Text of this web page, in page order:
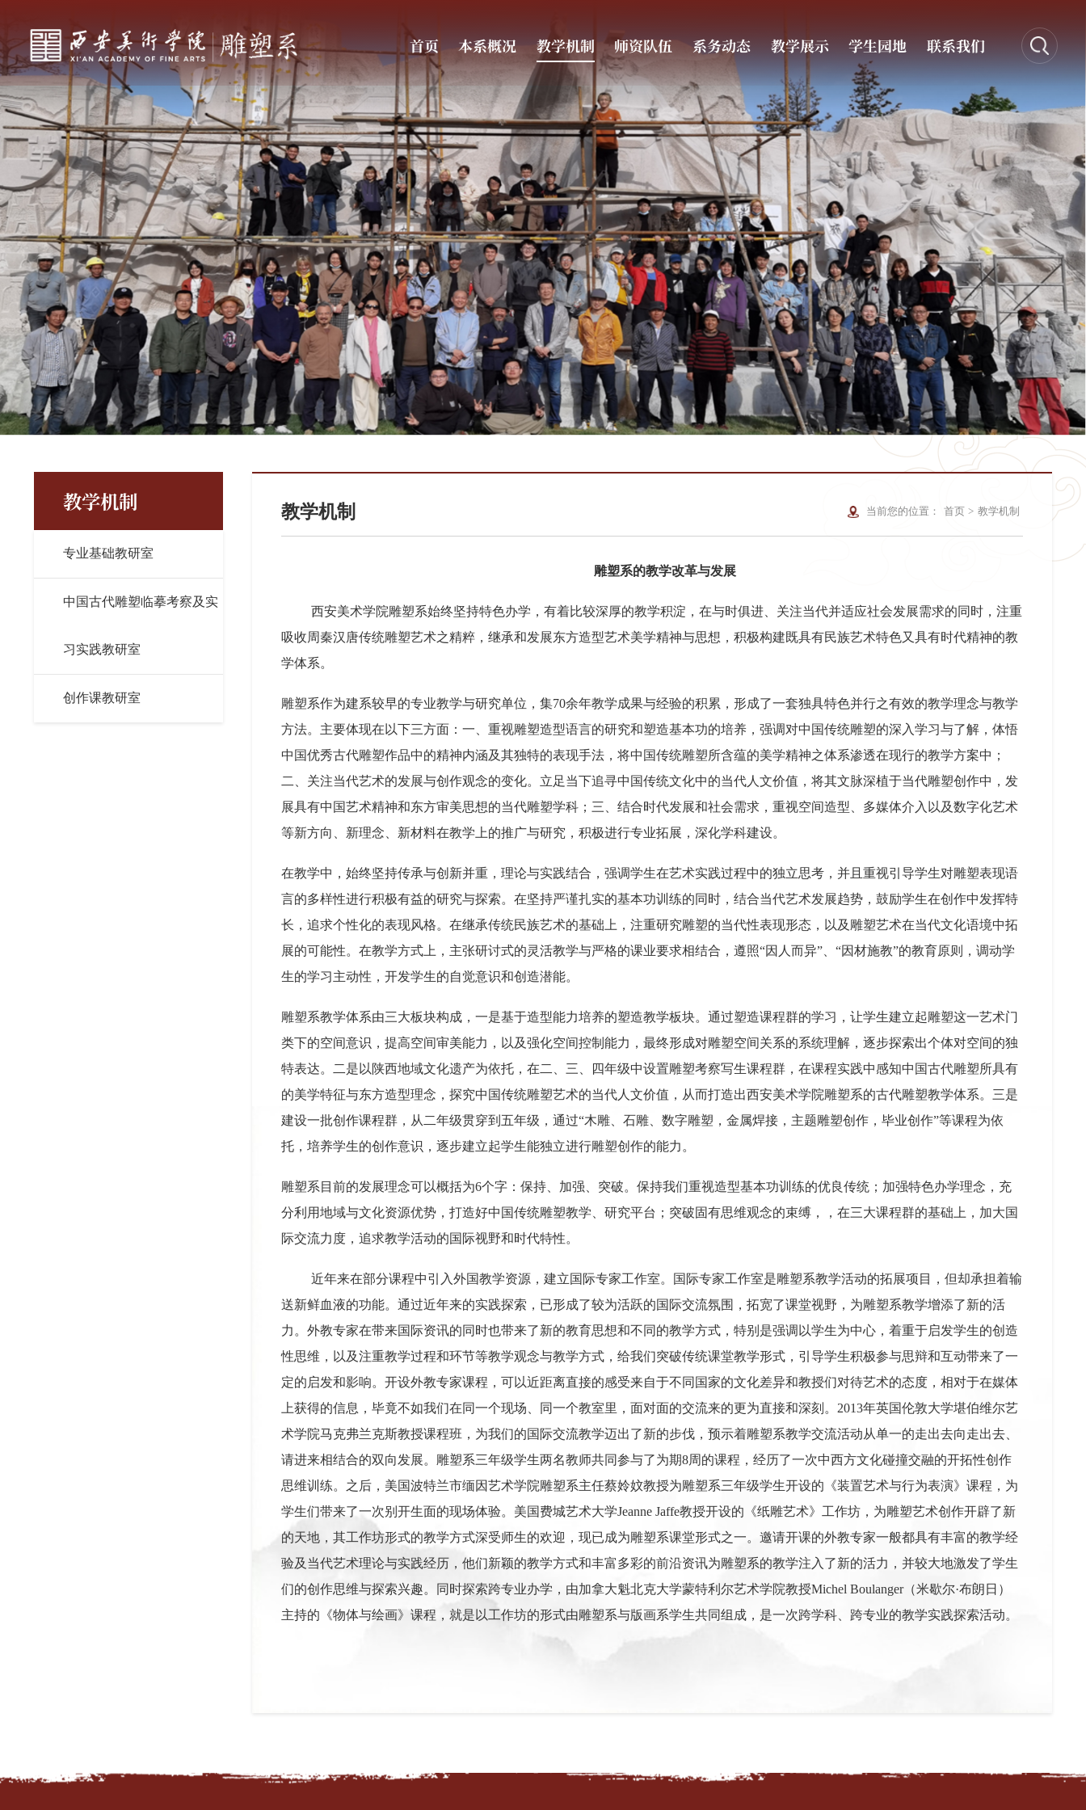
首页 本系概况 教学机制 师资队伍 系务动态 教学展示 学生园地 联系我们
教学机制
专业基础教研室
中国古代雕塑临摹考察及实
习实践教研室
创作课教研室
教学机制 当前您的位置： 首页 > 教学机制
雕塑系的教学改革与发展
西安美术学院雕塑系始终坚持特色办学，有着比较深厚的教学积淀，在与时俱进、关注当代并适应社会发展需求的同时，注重
吸收周秦汉唐传统雕塑艺术之精粹，继承和发展东方造型艺术美学精神与思想，积极构建既具有民族艺术特色又具有时代精神的教
学体系。
雕塑系作为建系较早的专业教学与研究单位，集70余年教学成果与经验的积累，形成了一套独具特色并行之有效的教学理念与教学
方法。主要体现在以下三方面：一、重视雕塑造型语言的研究和塑造基本功的培养，强调对中国传统雕塑的深入学习与了解，体悟
中国优秀古代雕塑作品中的精神内涵及其独特的表现手法，将中国传统雕塑所含蕴的美学精神之体系渗透在现行的教学方案中；
二、关注当代艺术的发展与创作观念的变化。立足当下追寻中国传统文化中的当代人文价值，将其文脉深植于当代雕塑创作中，发
展具有中国艺术精神和东方审美思想的当代雕塑学科；三、结合时代发展和社会需求，重视空间造型、多媒体介入以及数字化艺术
等新方向、新理念、新材料在教学上的推广与研究，积极进行专业拓展，深化学科建设。
在教学中，始终坚持传承与创新并重，理论与实践结合，强调学生在艺术实践过程中的独立思考，并且重视引导学生对雕塑表现语
言的多样性进行积极有益的研究与探索。在坚持严谨扎实的基本功训练的同时，结合当代艺术发展趋势，鼓励学生在创作中发挥特
长，追求个性化的表现风格。在继承传统民族艺术的基础上，注重研究雕塑的当代性表现形态，以及雕塑艺术在当代文化语境中拓
展的可能性。在教学方式上，主张研讨式的灵活教学与严格的课业要求相结合，遵照“因人而异”、“因材施教”的教育原则，调动学
生的学习主动性，开发学生的自觉意识和创造潜能。
雕塑系教学体系由三大板块构成，一是基于造型能力培养的塑造教学板块。通过塑造课程群的学习，让学生建立起雕塑这一艺术门
类下的空间意识，提高空间审美能力，以及强化空间控制能力，最终形成对雕塑空间关系的系统理解，逐步探索出个体对空间的独
特表达。二是以陕西地域文化遗产为依托，在二、三、四年级中设置雕塑考察写生课程群，在课程实践中感知中国古代雕塑所具有
的美学特征与东方造型理念，探究中国传统雕塑艺术的当代人文价值，从而打造出西安美术学院雕塑系的古代雕塑教学体系。三是
建设一批创作课程群，从二年级贯穿到五年级，通过“木雕、石雕、数字雕塑，金属焊接，主题雕塑创作，毕业创作”等课程为依
托，培养学生的创作意识，逐步建立起学生能独立进行雕塑创作的能力。
雕塑系目前的发展理念可以概括为6个字：保持、加强、突破。保持我们重视造型基本功训练的优良传统；加强特色办学理念，充
分利用地域与文化资源优势，打造好中国传统雕塑教学、研究平台；突破固有思维观念的束缚，，在三大课程群的基础上，加大国
际交流力度，追求教学活动的国际视野和时代特性。
近年来在部分课程中引入外国教学资源，建立国际专家工作室。国际专家工作室是雕塑系教学活动的拓展项目，但却承担着输
送新鲜血液的功能。通过近年来的实践探索，已形成了较为活跃的国际交流氛围，拓宽了课堂视野，为雕塑系教学增添了新的活
力。外教专家在带来国际资讯的同时也带来了新的教育思想和不同的教学方式，特别是强调以学生为中心，着重于启发学生的创造
性思维，以及注重教学过程和环节等教学观念与教学方式，给我们突破传统课堂教学形式，引导学生积极参与思辩和互动带来了一
定的启发和影响。开设外教专家课程，可以近距离直接的感受来自于不同国家的文化差异和教授们对待艺术的态度，相对于在媒体
上获得的信息，毕竟不如我们在同一个现场、同一个教室里，面对面的交流来的更为直接和深刻。2013年英国伦敦大学堪伯维尔艺
术学院马克弗兰克斯教授课程班，为我们的国际交流教学迈出了新的步伐，预示着雕塑系教学交流活动从单一的走出去向走出去、
请进来相结合的双向发展。雕塑系三年级学生两名教师共同参与了为期8周的课程，经历了一次中西方文化碰撞交融的开拓性创作
思维训练。之后，美国波特兰市缅因艺术学院雕塑系主任蔡姈妏教授为雕塑系三年级学生开设的《装置艺术与行为表演》课程，为
学生们带来了一次别开生面的现场体验。美国费城艺术大学Jeanne Jaffe教授开设的《纸雕艺术》工作坊，为雕塑艺术创作开辟了新
的天地，其工作坊形式的教学方式深受师生的欢迎，现已成为雕塑系课堂形式之一。邀请开课的外教专家一般都具有丰富的教学经
验及当代艺术理论与实践经历，他们新颖的教学方式和丰富多彩的前沿资讯为雕塑系的教学注入了新的活力，并较大地激发了学生
们的创作思维与探索兴趣。同时探索跨专业办学，由加拿大魁北克大学蒙特利尔艺术学院教授Michel Boulanger（米歇尔·布朗日）
主持的《物体与绘画》课程，就是以工作坊的形式由雕塑系与版画系学生共同组成，是一次跨学科、跨专业的教学实践探索活动。